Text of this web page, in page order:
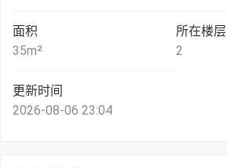
面积
35m²
所在楼层
2
更新时间
2026-08-06 23:04